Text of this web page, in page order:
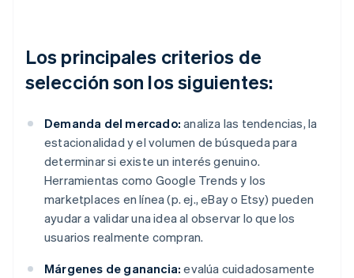
Los principales criterios de
selección son los siguientes:
Demanda del mercado: analiza las tendencias, la
estacionalidad y el volumen de búsqueda para
determinar si existe un interés genuino.
Herramientas como Google Trends y los
marketplaces en línea (p. ej., eBay o Etsy) pueden
ayudar a validar una idea al observar lo que los
usuarios realmente compran.
Márgenes de ganancia: evalúa cuidadosamente